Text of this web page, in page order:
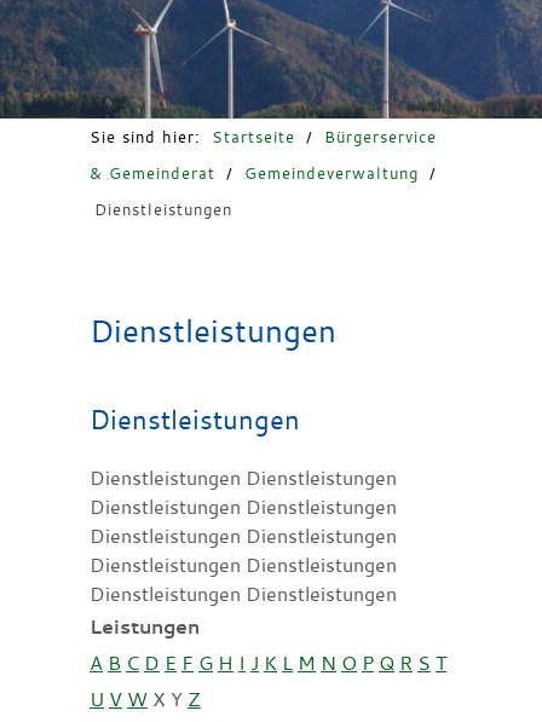
Freizeit & Tourismus
Sie sind hier: Startseite /
Bürgerservice
& Gemeinderat
/ Gemeindeverwaltung
/
Dienstleistungen
Dienstleistungen
Dienstleistungen
Dienstleistungen Dienstleistungen
Dienstleistungen Dienstleistungen
Dienstleistungen Dienstleistungen
Dienstleistungen Dienstleistungen
Dienstleistungen Dienstleistungen
Leistungen
A B C D E F G H I J K L M N O P Q R S T
U V W X Y Z